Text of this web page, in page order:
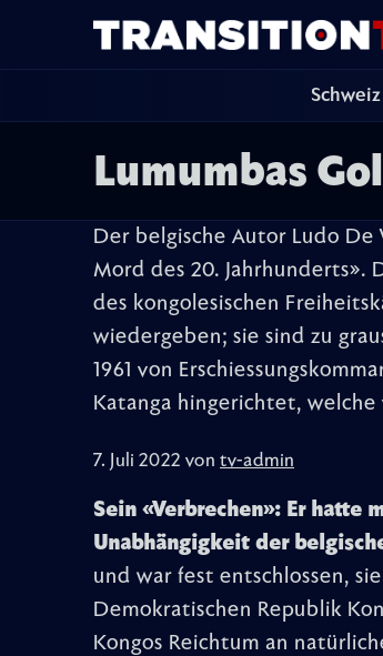
Lumumbas
Der belgische Autor Ludo
Mord des 20. Jahrhunderts».
des kongolesischen
wiedergeben; sie sind zu
1961 von
Katanga hingerichtet,
7. Juli 2022 von tv-admin
Sein «Verbrechen»: Er hatte
Unabhängigkeit der
und war fest entschlossen,
Demokratischen Republik
Kongos Reichtum an